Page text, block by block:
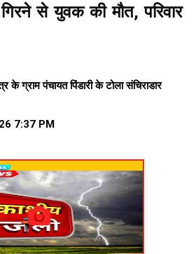
से युवक की मौत, परिवार
के ग्राम पंचायत पिंडारी के टोला संचिराडार
7:37 PM